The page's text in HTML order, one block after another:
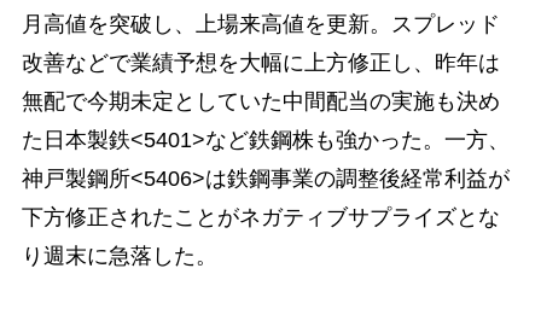
月高値を突破し、上場来高値を更新。スプレッド
改善などで業績予想を大幅に上方修正し、昨年は
無配で今期未定としていた中間配当の実施も決め
た日本製鉄<5401>など鉄鋼株も強かった。一方、
神戸製鋼所<5406>は鉄鋼事業の調整後経常利益が
下方修正されたことがネガティブサプライズとな
り週末に急落した。